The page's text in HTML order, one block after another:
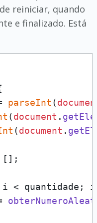
reiniciar, quando
e finalizado. Está
parseInt (
(document .
(document .
[];
< quantidade;